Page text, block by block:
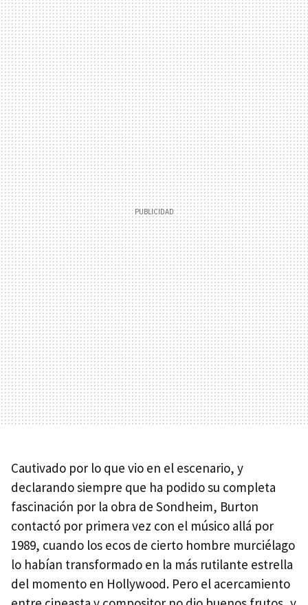
Cautivado por lo que vio en el escenario, y
declarando siempre que ha podido su completa
fascinación por la obra de Sondheim, Burton
contactó por primera vez con el músico allá por
1989, cuando los ecos de cierto hombre murciélago
lo habían transformado en la más rutilante estrella
del momento en Hollywood. Pero el acercamiento